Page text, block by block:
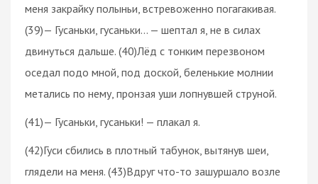
меня закрайку полыньи, встревоженно погагакивая.
(39)— Гусаньки, гусаньки... — шептал я, не в силах
двинуться дальше. (40)Лёд с тонким перезвоном
оседал подо мной, под доской, беленькие молнии
метались по нему, пронзая уши лопнувшей струной.
(41)— Гусаньки, гусаньки! — плакал я.
(42)Гуси сбились в плотный табунок, вытянув шеи,
глядели на меня. (43)Вдруг что-то зашуршало возле